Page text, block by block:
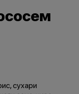
сухари